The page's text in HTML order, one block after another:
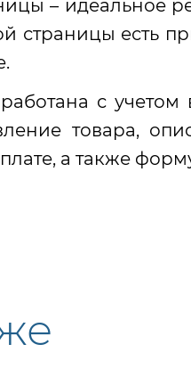
– идеальное
страницы есть
с учетом
товара,
а также